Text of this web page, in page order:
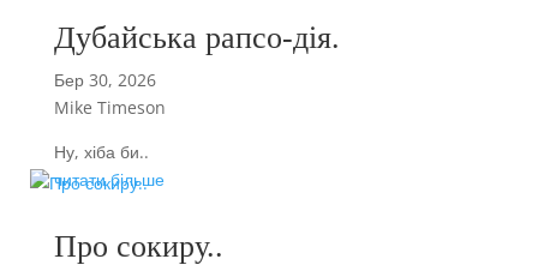
Дубайська рапсо-дія.
Бер 30, 2026
Mike Timeson
Ну, хіба би..
читати більше
Про сокиру..